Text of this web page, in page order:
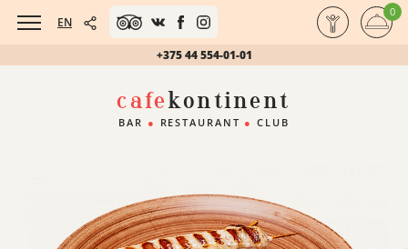
EN
+375 44 554-01-01
0
cafekontinent
BAR ● RESTAURANT ● CLUB